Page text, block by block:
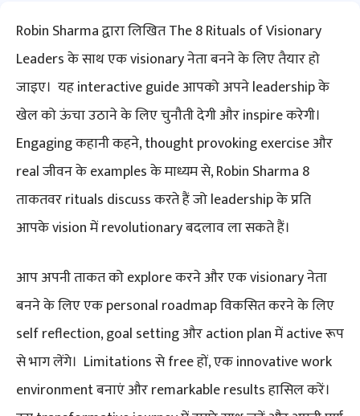
Robin Sharma द्वारा लिखित The 8 Rituals of Visionary
Leaders के साथ एक visionary नेता बनने के लिए तैयार हो
जाइए। यह interactive guide आपको अपने leadership के
खेल को ऊंचा उठाने के लिए चुनौती देगी और inspire करेगी।
Engaging कहानी कहने, thought provoking exercise और
real जीवन के examples के माध्यम से, Robin Sharma 8
ताकतवर rituals discuss करते हैं जो leadership के प्रति
आपके vision में revolutionary बदलाव ला सकते हैं।
आप अपनी ताकत को explore करने और एक visionary नेता
बनने के लिए एक personal roadmap विकसित करने के लिए
self reflection, goal setting और action plan में active रूप
से भाग लेंगे। Limitations से free हों, एक innovative work
environment बनाएं और remarkable results हासिल करें।